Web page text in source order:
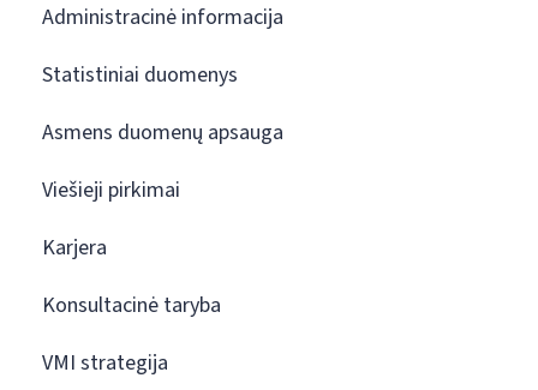
Administracinė informacija
Statistiniai duomenys
Asmens duomenų apsauga
Viešieji pirkimai
Karjera
Konsultacinė taryba
VMI strategija